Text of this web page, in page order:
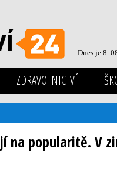
Dnes je 8.
ZDRAVOTNICTVÍ
na popularitě. V